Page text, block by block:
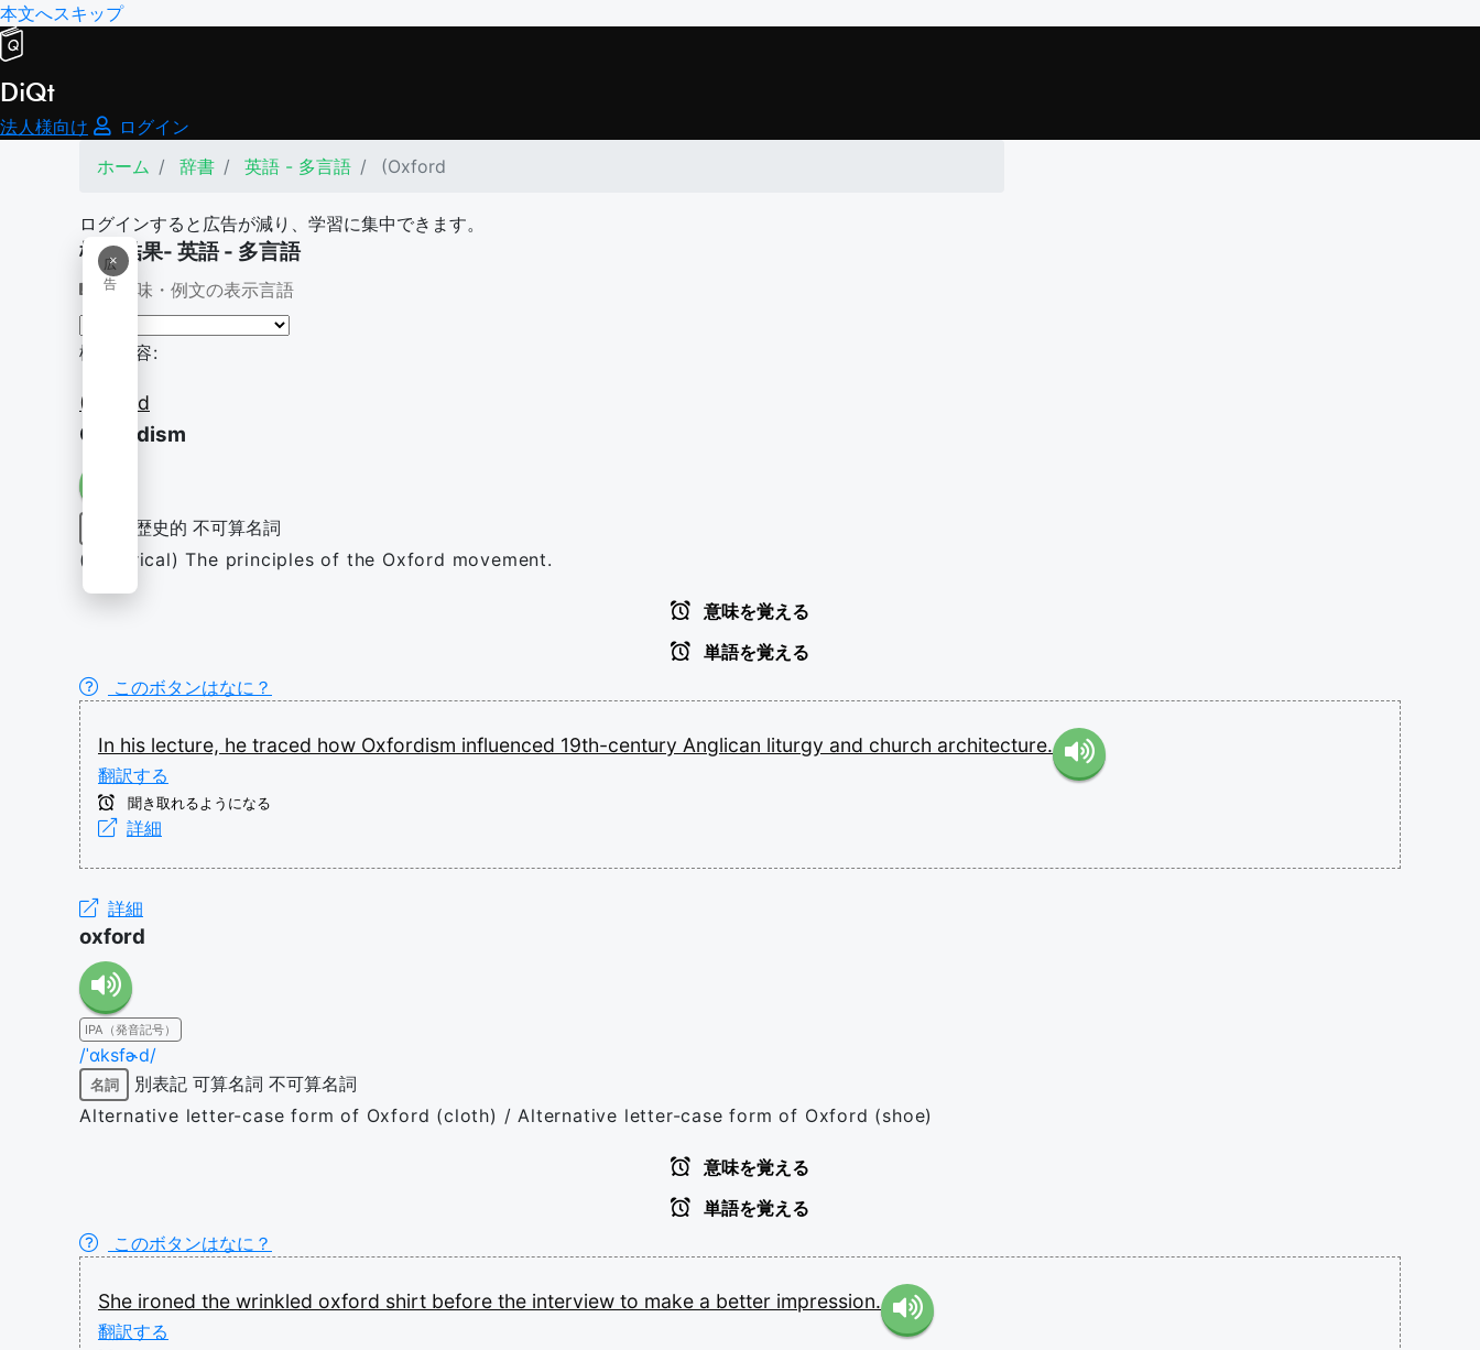
本文へスキップ
DiQt
法人様向け
ログイン
ホーム
辞書 英語 - 多言語 (Oxford
ログインすると広告が減り、学習に集中できます。
×
広
告
検索結果- 英語 - 多言語
意味・例文の表示言語
検索内容:
(Oxford
Oxfordism
歴史的 不可算名詞
(historical) The principles of the Oxford movement.
意味を覚える
単語を覚える
このボタンはなに？
In his lecture, he traced how Oxfordism influenced 19th-century Anglican liturgy and church architecture.
翻訳する
聞き取れるようになる
詳細
詳細
oxford
IPA（発音記号）
/ˈɑksfɚd/
名詞 別表記 可算名詞 不可算名詞
Alternative letter-case form of Oxford (cloth) / Alternative letter-case form of Oxford (shoe)
意味を覚える
単語を覚える
このボタンはなに？
She ironed the wrinkled oxford shirt before the interview to make a better impression.
翻訳する